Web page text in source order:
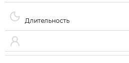
Длительность